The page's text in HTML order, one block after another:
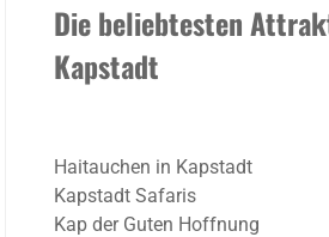
Die beliebtesten
Kapstadt
Haitauchen in Kapstadt
Kapstadt Safaris
Kap der Guten Hoffnung